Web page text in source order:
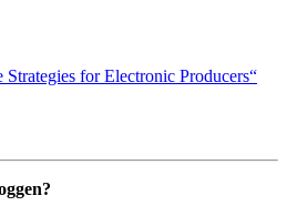
Strategies for Electronic Producers“